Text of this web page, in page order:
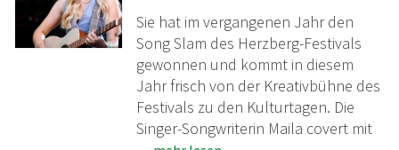
Sie hat im vergangenen Jahr den
Song Slam des Herzberg-Festivals
gewonnen und kommt in diesem
Jahr frisch von der Kreativbühne des
Festivals zu den Kulturtagen. Die
Singer-Songwriterin Maila covert mit